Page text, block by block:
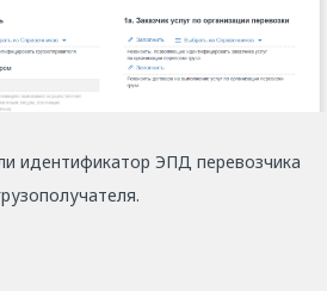
идентификатор ЭПД перевозчика